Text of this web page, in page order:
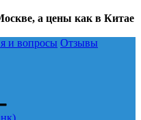
а цены как в Китае
и вопросы Отзывы